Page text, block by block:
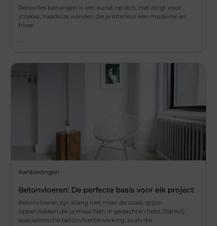
Renovlies behangen is een kunst op zich. Het zorgt voor
strakke, naadloze wanden die je interieur een moderne en
frisse
Aanbiedingen
Betonvloeren: De perfecte basis voor elk project
Betonvloeren zijn allang niet meer de saaie, grijze
oppervlakken die je misschien in gedachten hebt. Dankzij
specialistische betonvloerbewerking, zoals die